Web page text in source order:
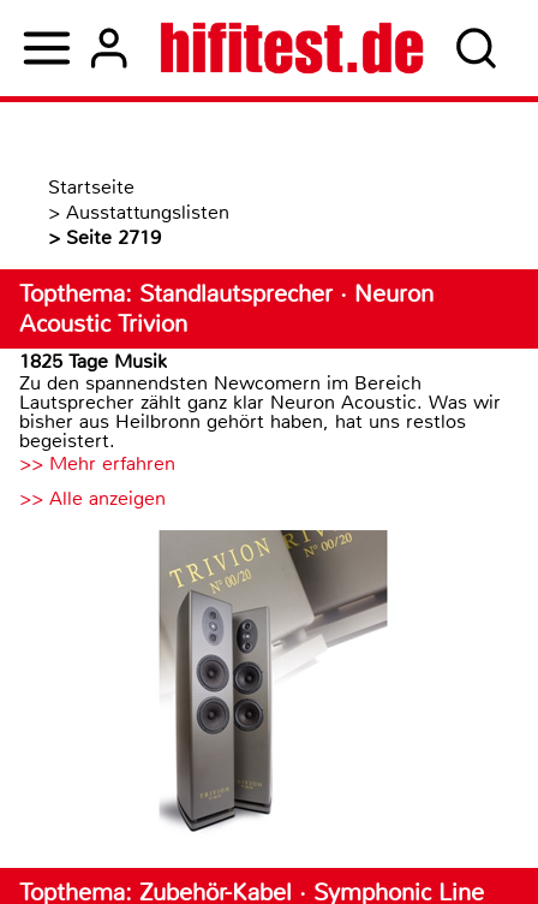
Startseite
> Ausstattungslisten
> Seite 2719
Topthema: Standlautsprecher · Neuron
Acoustic Trivion
1825 Tage Musik
Zu den spannendsten Newcomern im Bereich
Lautsprecher zählt ganz klar Neuron Acoustic. Was wir
bisher aus Heilbronn gehört haben, hat uns restlos
begeistert.
>> Mehr erfahren
>> Alle anzeigen
Topthema: Zubehör-Kabel · Symphonic Line